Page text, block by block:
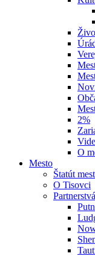
2%
O
Mesto
Štatút
O Tisovci
Partnerstvá